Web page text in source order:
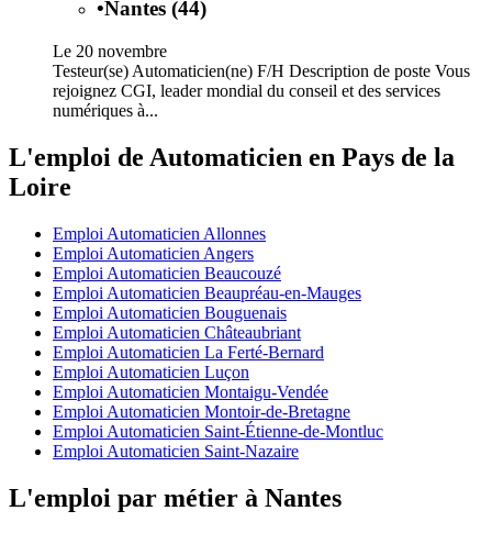
•Nantes (44)
Le 20 novembre
Testeur(se) Automaticien(ne) F/H Description de poste Vous
rejoignez CGI, leader mondial du conseil et des services
numériques à...
L'emploi de Automaticien en Pays de la
Loire
Emploi Automaticien Allonnes
Emploi Automaticien Angers
Emploi Automaticien Beaucouzé
Emploi Automaticien Beaupréau-en-Mauges
Emploi Automaticien Bouguenais
Emploi Automaticien Châteaubriant
Emploi Automaticien La Ferté-Bernard
Emploi Automaticien Luçon
Emploi Automaticien Montaigu-Vendée
Emploi Automaticien Montoir-de-Bretagne
Emploi Automaticien Saint-Étienne-de-Montluc
Emploi Automaticien Saint-Nazaire
L'emploi par métier à Nantes